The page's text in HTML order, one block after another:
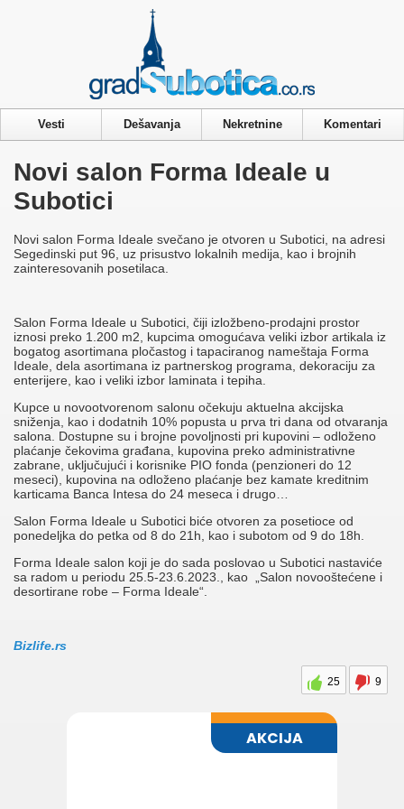
Vesti Dešavanja Nekretnine Komentari
Novi salon Forma Ideale u
Subotici
Novi salon Forma Ideale svečano je otvoren u Subotici, na adresi
Segedinski put 96, uz prisustvo lokalnih medija, kao i brojnih
zainteresovanih posetilaca.
Salon Forma Ideale u Subotici, čiji izložbeno-prodajni prostor
iznosi preko 1.200 m2, kupcima omogućava veliki izbor artikala iz
bogatog asortimana pločastog i tapaciranog nameštaja Forma
Ideale, dela asortimana iz partnerskog programa, dekoraciju za
enterijere, kao i veliki izbor laminata i tepiha.
Kupce u novootvorenom salonu očekuju aktuelna akcijska
sniženja, kao i dodatnih 10% popusta u prva tri dana od otvaranja
salona. Dostupne su i brojne povoljnosti pri kupovini – odloženo
plaćanje čekovima građana, kupovina preko administrativne
zabrane, uključujući i korisnike PIO fonda (penzioneri do 12
meseci), kupovina na odloženo plaćanje bez kamate kreditnim
karticama Banca Intesa do 24 meseca i drugo…
Salon Forma Ideale u Subotici biće otvoren za posetioce od
ponedeljka do petka od 8 do 21h, kao i subotom od 9 do 18h.
Forma Ideale salon koji je do sada poslovao u Subotici nastaviće
sa radom u periodu 25.5-23.6.2023., kao „Salon novooštećene i
desortirane robe – Forma Ideale“.
Bizlife.rs
25 9
Privacy & Cookies Policy